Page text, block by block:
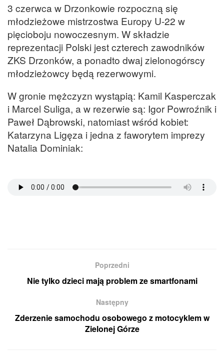
3 czerwca w Drzonkowie rozpoczną się
młodzieżowe mistrzostwa Europy U-22 w
pięcioboju nowoczesnym. W składzie
reprezentacji Polski jest czterech zawodników
ZKS Drzonków, a ponadto dwaj zielonogórscy
młodzieżowcy będą rezerwowymi.
W gronie mężczyzn wystąpią: Kamil Kasperczak
i Marcel Suliga, a w rezerwie są: Igor Powroźnik i
Paweł Dąbrowski, natomiast wśród kobiet:
Katarzyna Ligęza i jedna z faworytem imprezy
Natalia Dominiak:
Poprzedni
Nie tylko dzieci mają problem ze smartfonami
Następny
Zderzenie samochodu osobowego z motocyklem w
Zielonej Górze